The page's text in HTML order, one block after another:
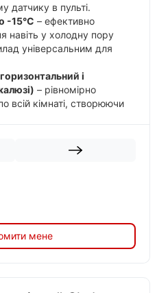
датчику в пульті.
-15°C – ефективно
навіть у холодну пору
універсальним для
і
– рівномірно
всій кімнаті, створюючи
термін служби
запобігає утворенню
усередині
мене